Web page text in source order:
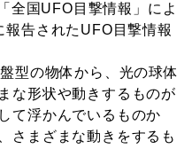
全国UFO目撃情報」によ
告されたUFO目撃情報
型の物体から、光の球体
な形状や動きするものが
て浮かんでいるものか
さまざまな動きをするも